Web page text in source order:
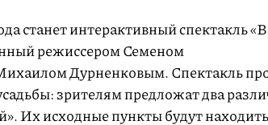
станет интерактивный cпектакль
режиссером Семеном
Дурненковым. Спектакль
зрителям предложат два
Их исходные пункты будут